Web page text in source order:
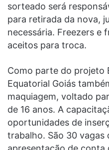
sorteado será
para retirada da nova,
necessária. Freezers e
aceitos para troca.
Como parte do projeto
Equatorial Goiás
maquiagem, voltado
de 16 anos. A
oportunidades de
trabalho. São 30 vagas